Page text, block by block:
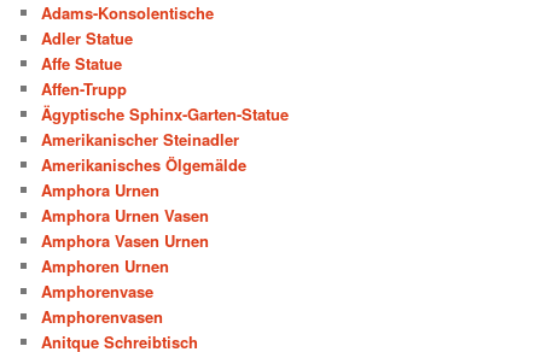
Adams-Konsolentische
Adler Statue
Affe Statue
Affen-Trupp
Ägyptische Sphinx-Garten-Statue
Amerikanischer Steinadler
Amerikanisches Ölgemälde
Amphora Urnen
Amphora Urnen Vasen
Amphora Vasen Urnen
Amphoren Urnen
Amphorenvase
Amphorenvasen
Anitque Schreibtisch